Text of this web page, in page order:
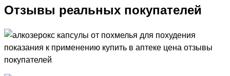
Отзывы реальных покупателей